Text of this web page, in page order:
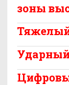
зоны